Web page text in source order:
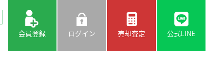
会員登録 ログイン 売却査定 公式LINE